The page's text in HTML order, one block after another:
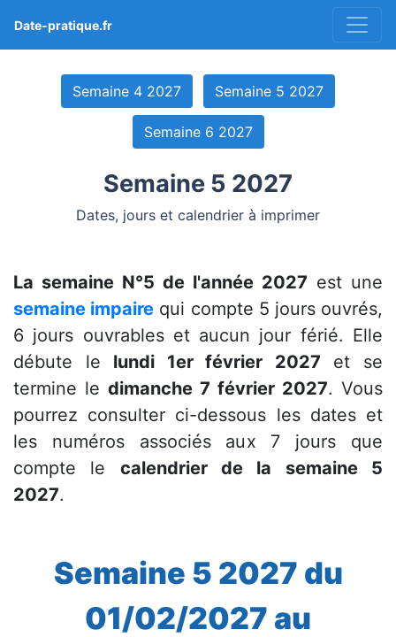
Date-pratique.fr
Semaine 4 2027 Semaine 5 2027
Semaine 6 2027
Semaine 5 2027
Dates, jours et calendrier à imprimer
La semaine N°5 de l'année 2027 est une
semaine impaire qui compte 5 jours ouvrés,
6 jours ouvrables et aucun jour férié. Elle
débute le lundi 1er février 2027 et se
termine le dimanche 7 février 2027. Vous
pourrez consulter ci-dessous les dates et
les numéros associés aux 7 jours que
compte le calendrier de la semaine 5
2027.
Semaine 5 2027 du
01/02/2027 au